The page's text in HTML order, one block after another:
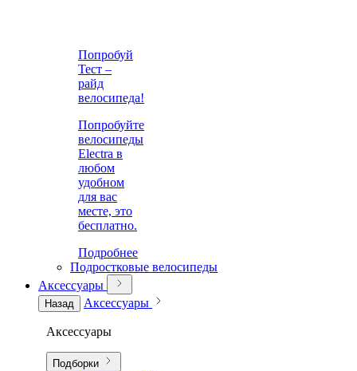
Попробуй
Тест –
райд
велосипеда!
Попробуйте
велосипеды
Electra в
любом
удобном
для вас
месте, это
бесплатно.
Подробнее
Подростковые велосипеды
Аксессуары
Назад Аксессуары
Аксессуары
Подборки